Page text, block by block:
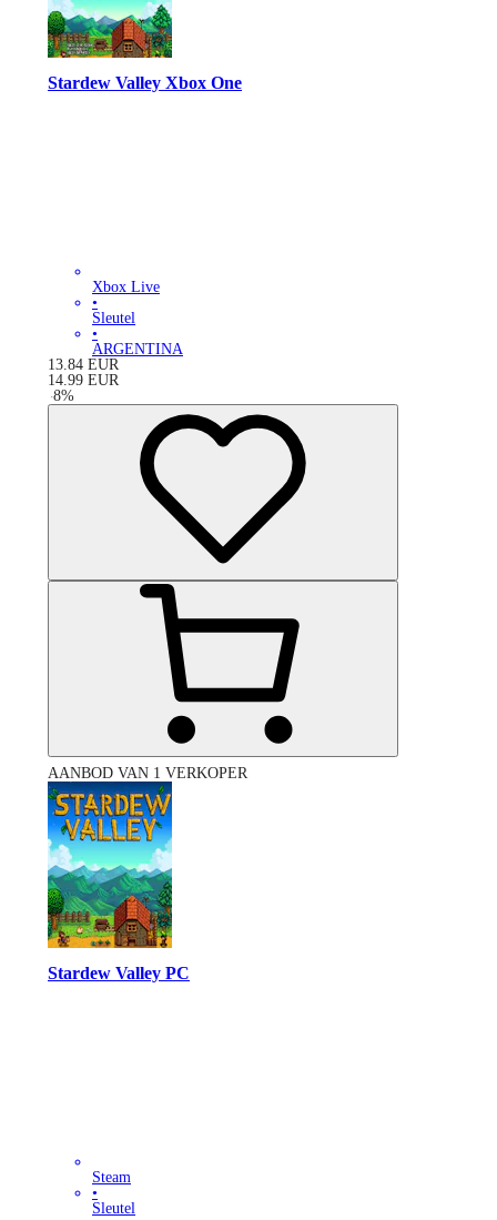
Stardew Valley Xbox One
Xbox Live
•
Sleutel
•
ARGENTINA
13.84 EUR
14.99 EUR
-8%
AANBOD VAN 1 VERKOPER
Stardew Valley PC
Steam
•
Sleutel